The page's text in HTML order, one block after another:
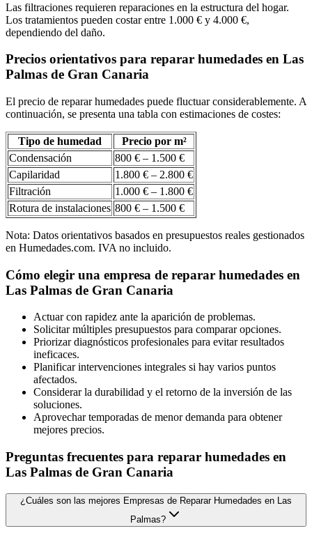
Las filtraciones requieren reparaciones en la estructura del hogar.
Los tratamientos pueden costar entre 1.000 € y 4.000 €,
dependiendo del daño.
Precios orientativos para reparar humedades en Las
Palmas de Gran Canaria
El precio de reparar humedades puede fluctuar considerablemente. A
continuación, se presenta una tabla con estimaciones de costes:
Tipo de humedad
Precio por m²
Condensación
800 € – 1.500 €
Capilaridad
1.800 € – 2.800 €
Filtración
1.000 € – 1.800 €
Rotura de instalaciones 800 € – 1.500 €
Nota: Datos orientativos basados en presupuestos reales gestionados
en Humedades.com. IVA no incluido.
Cómo elegir una empresa de reparar humedades en
Las Palmas de Gran Canaria
Actuar con rapidez ante la aparición de problemas.
Solicitar múltiples presupuestos para comparar opciones.
Priorizar diagnósticos profesionales para evitar resultados
ineficaces.
Planificar intervenciones integrales si hay varios puntos
afectados.
Considerar la durabilidad y el retorno de la inversión de las
soluciones.
Aprovechar temporadas de menor demanda para obtener
mejores precios.
Preguntas frecuentes para reparar humedades en
Las Palmas de Gran Canaria
¿Cuáles son las mejores Empresas de Reparar Humedades en Las
Palmas?